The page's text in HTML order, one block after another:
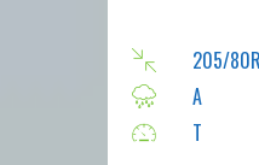
205/
A
T